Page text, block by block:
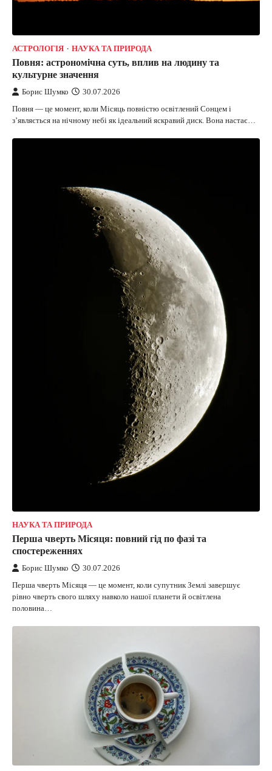
АСТРОЛОГІЯ НАУКА ТА ПРИРОДА
Повня: астрономічна суть, вплив на людину та
культурне значення
Борис Шумко 30.07.2026
Повня — це момент, коли Місяць повністю освітлений Сонцем і
з’являється на нічному небі як ідеальний яскравий диск. Вона настає…
НАУКА ТА ПРИРОДА
Перша чверть Місяця: повний гід по фазі та
спостереженнях
Борис Шумко 30.07.2026
Перша чверть Місяця — це момент, коли супутник Землі завершує
рівно чверть свого шляху навколо нашої планети й освітлена
половина…